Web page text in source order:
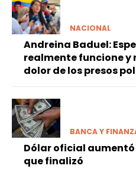
NACIONAL
Andreina Baduel:
realmente funcione y
dolor de los presos
BANCA Y
Dólar oficial aumentó
que finalizó